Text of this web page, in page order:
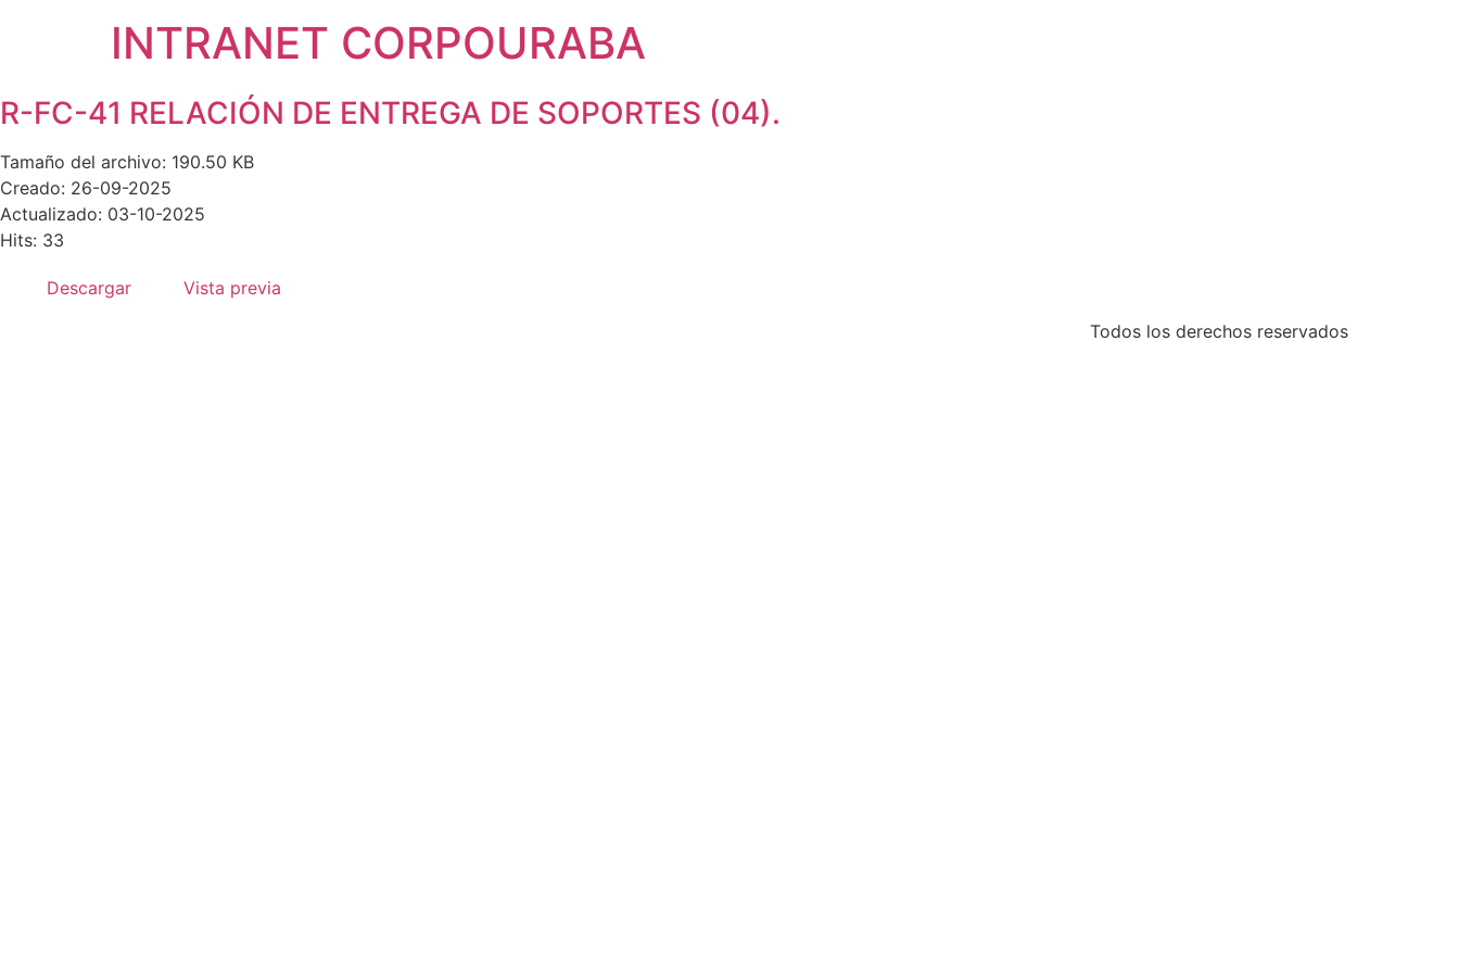
INTRANET CORPOURABA
R-FC-41 RELACIÓN DE ENTREGA DE SOPORTES (04).
Tamaño del archivo: 190.50 KB
Creado: 26-09-2025
Actualizado: 03-10-2025
Hits: 33
Descargar
Vista previa
Todos los derechos reservados